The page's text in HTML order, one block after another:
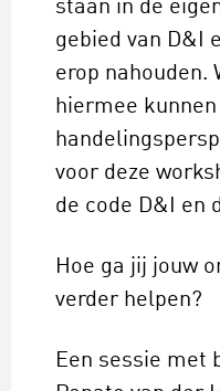
staan in de
gebied van D&I
erop nahouden.
hiermee
voor deze
de code D&I en
Hoe ga jij jouw
verder helpen?
Een sessie met